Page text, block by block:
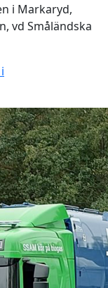
i Markaryd,
vd Småländska